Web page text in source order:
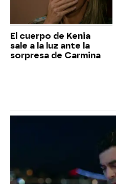
El cuerpo de Kenia
sale a la luz ante la
sorpresa de Carmina